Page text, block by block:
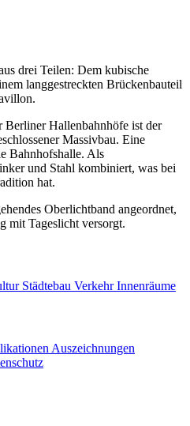
drei Teilen: Dem kubische
langgestreckten Brückenbauteil
Berliner Hallenbahnhöfe ist der
Massivbau. Eine
Bahnhofshalle. Als
und Stahl kombiniert, was bei
hat.
Oberlichtband angeordnet,
mit Tageslicht versorgt.
Städtebau VerkehrInnenräume
Auszeichnungen